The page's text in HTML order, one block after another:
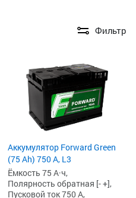
Фильтр
Аккумулятор Forward Green
(75 Ah) 750 А, L3
Ёмкость 75 А·ч,
Полярность обратная [- +],
Пусковой ток 750 А,